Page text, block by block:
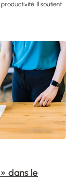
Il soutient
dans le